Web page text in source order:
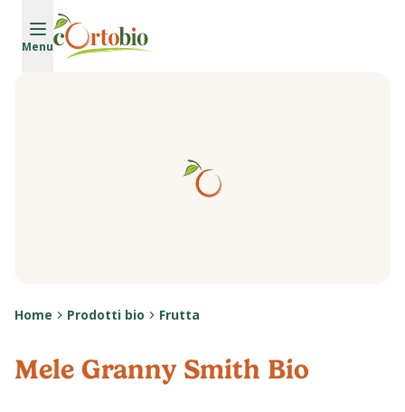
Vai al contenuto principale
Menu
Home Prodotti bio Frutta
Mele Granny Smith Bio